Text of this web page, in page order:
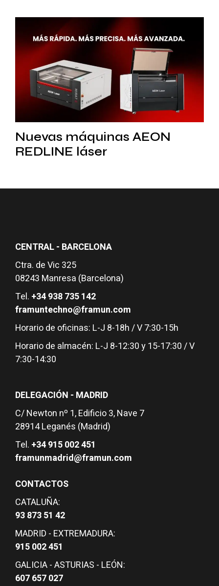
Nuevas máquinas AEON
REDLINE láser
CENTRAL - BARCELONA
Ctra. de Vic 325
08243 Manresa (Barcelona)
Tel. +34 938 735 142
framuntechno@framun.com
Horario de oficinas: L-J 8-18h / V 7:30-15h
Horario de almacén: L-J 8-12:30 y 15-17:30 / V
7:30-14:30
DELEGACIÓN - MADRID
C/ Newton nº 1, Edificio 3, Nave 7
28914 Leganés (Madrid)
Tel. +34 915 002 451
framunmadrid@framun.com
CONTACTOS
CATALUÑA:
93 873 51 42
MADRID - EXTREMADURA:
915 002 451
GALICIA - ASTURIAS - LEÓN:
607 657 027